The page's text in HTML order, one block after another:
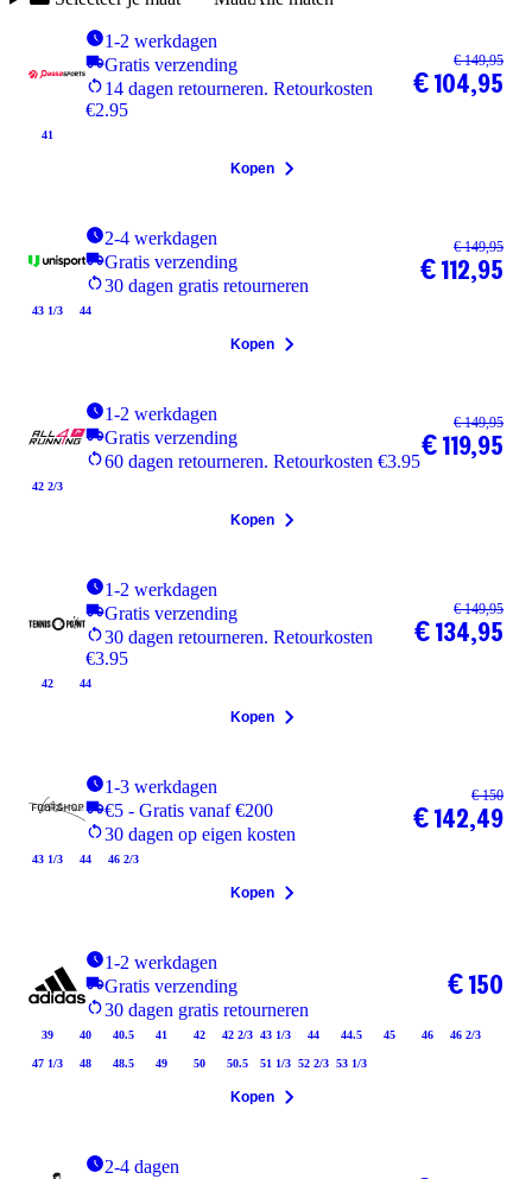
1-2 werkdagen
Gratis verzending
14 dagen retourneren. Retourkosten
€2.95
41
€ 149,95
€ 104,95
Kopen
2-4 werkdagen
Gratis verzending
30 dagen gratis retourneren
43 1/3 44
€ 149,95
€ 112,95
Kopen
1-2 werkdagen
Gratis verzending
60 dagen retourneren. Retourkosten €3.95
42 2/3
€ 149,95
€ 119,95
Kopen
1-2 werkdagen
Gratis verzending
30 dagen retourneren. Retourkosten
€3.95
42 44
€ 149,95
€ 134,95
Kopen
1-3 werkdagen
€5 - Gratis vanaf €200
30 dagen op eigen kosten
43 1/3 44 46 2/3
€ 150
€ 142,49
Kopen
1-2 werkdagen
Gratis verzending
30 dagen gratis retourneren
39 40 40.5 41 42 42 2/3 43 1/3 44 44.5 45 46 46 2/3
47 1/3 48 48.5 49 50 50.5 51 1/3 52 2/3 53 1/3
€ 150
Kopen
2-4 dagen